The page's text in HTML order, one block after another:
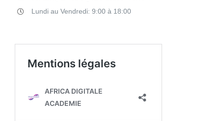
Lundi au Vendredi: 9:00 à 18:00